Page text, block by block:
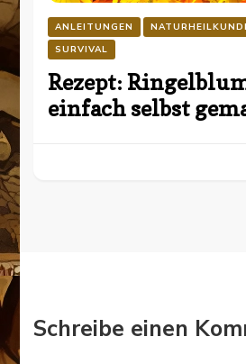
ANLEITUNGEN
SURVIVAL
Rezept:
einfach selbst
Schreibe einen